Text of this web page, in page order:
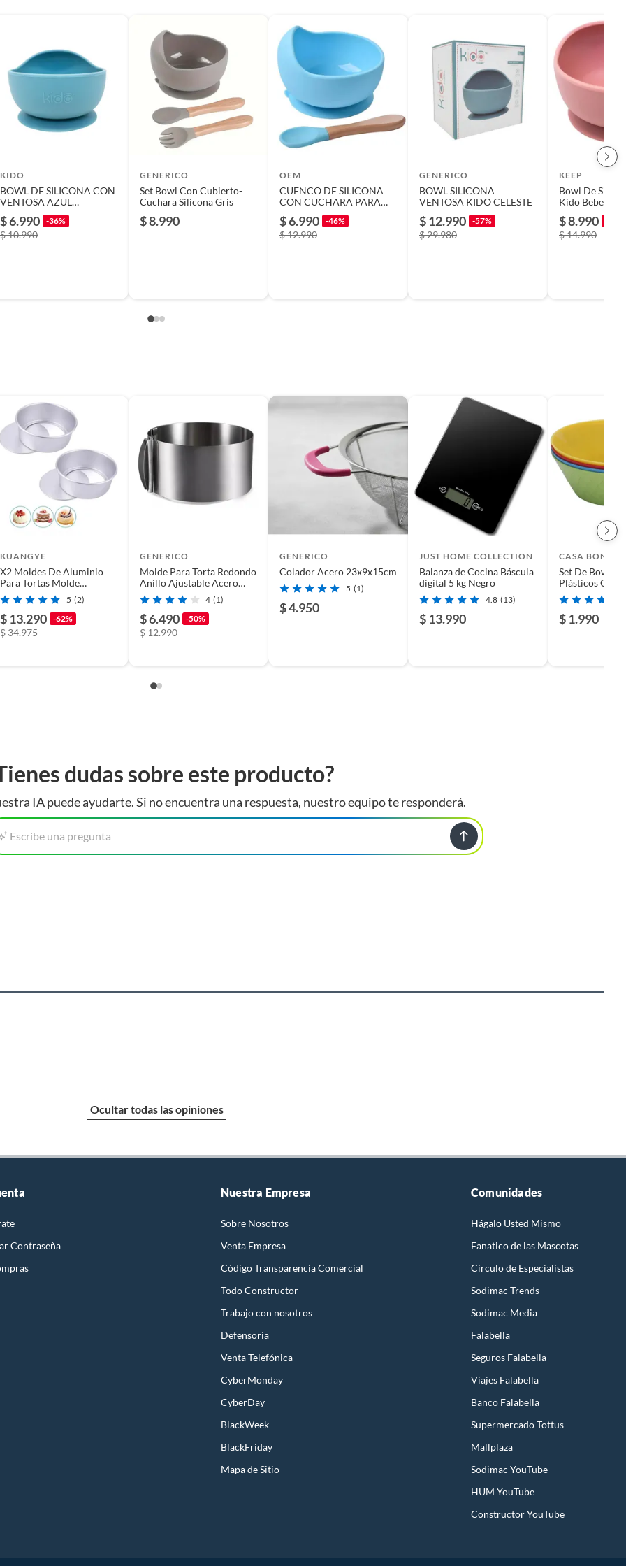
5.5cm
KIDO
BOWL DE SILICONA CON
VENTOSA AZUL
TODDLER KIDO
$ 6.990 -36%
$ 10.990
GENERICO
Set Bowl Con Cubierto-
Cuchara Silicona Gris
$ 8.990
OEM
CUENCO DE SILICONA
CON CUCHARA PARA
BEBE CELESTE
$ 6.990 -46%
$ 12.990
GENERICO
BOWL SILICONA
VENTOSA KIDO CELESTE
$ 12.990 -57%
$ 29.980
KEEP
Bowl De
Kido Bebe
$ 8.990
$ 14.990
KUANGYE
X2 Moldes De Aluminio
Para Tortas Molde
Desmontable 7 pulgadas
5 (2)
$ 13.290 -62%
$ 34.975
GENERICO
Molde Para Torta Redondo
Anillo Ajustable Acero
Reposteria
4 (1)
$ 6.490 -50%
$ 12.990
GENERICO
Colador Acero 23x9x15cm
5 (1)
$ 4.950
JUST HOME COLLECTION
Balanza de Cocina Báscula
digital 5 kg Negro
4.8 (13)
$ 13.990
CASA BONITA
Set De Bowls
Plásticos
Unidades
$ 1.990
dudas sobre este producto?
IA puede ayudarte. Si no encuentra una respuesta, nuestro equipo te responderá.
Escribe una pregunta
Ocultar todas las opiniones
Contraseña
Nuestra Empresa
Sobre Nosotros
Venta Empresa
Código Transparencia Comercial
Todo Constructor
Trabajo con nosotros
Defensoría
Venta Telefónica
CyberMonday
CyberDay
BlackWeek
BlackFriday
Mapa de Sitio
Comunidades
Hágalo Usted Mismo
Fanatico de las Mascotas
Círculo de Especialístas
Sodimac Trends
Sodimac Media
Falabella
Seguros Falabella
Viajes Falabella
Banco Falabella
Supermercado Tottus
Mallplaza
Sodimac YouTube
HUM YouTube
Constructor YouTube